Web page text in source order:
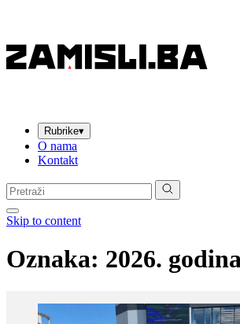
Rubrike▾
O nama
Kontakt
Pretraga:
Skip to content
Oznaka: 2026.